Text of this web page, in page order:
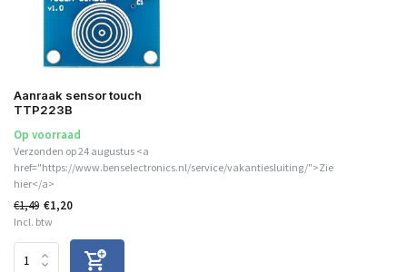
Aanraak sensor touch
TTP223B
Op voorraad
Verzonden op 24 augustus <a
href="https://www.benselectronics.nl/service/vakantiesluiting/">Zie
hier</a>
€1,49 €1,20
Incl. btw